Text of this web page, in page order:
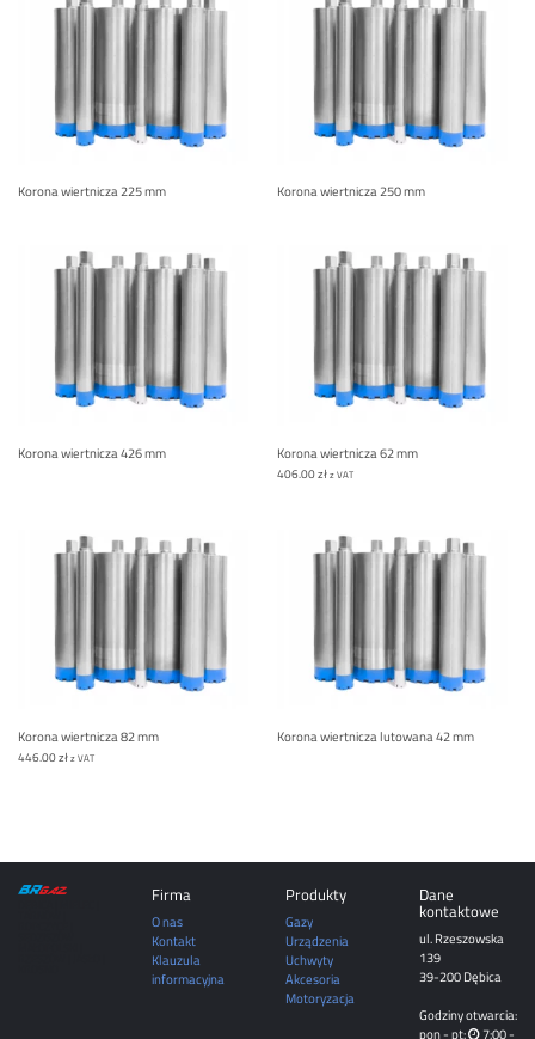
Korona wiertnicza 225 mm Korona wiertnicza 250 mm
Korona wiertnicza 426 mm Korona wiertnicza 62 mm
406.00złz VAT
Korona wiertnicza 82 mm
446.00złz VAT
Korona wiertnicza lutowana 42 mm
Firma
O nas
Kontakt
Klauzula
informacyjna
Produkty
Gazy
Urządzenia
Uchwyty
Akcesoria
Motoryzacja
Dane
kontaktowe
ul. Rzeszowska
139
39-200 Dębica
Godziny otwarcia:
pon - pt:
7:00 -